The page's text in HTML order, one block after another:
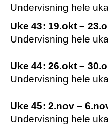
Undervisning hele
Uke 43: 19.okt –
Undervisning hele
Uke 44: 26.okt –
Undervisning hele
Uke 45: 2.nov –
Undervisning hele